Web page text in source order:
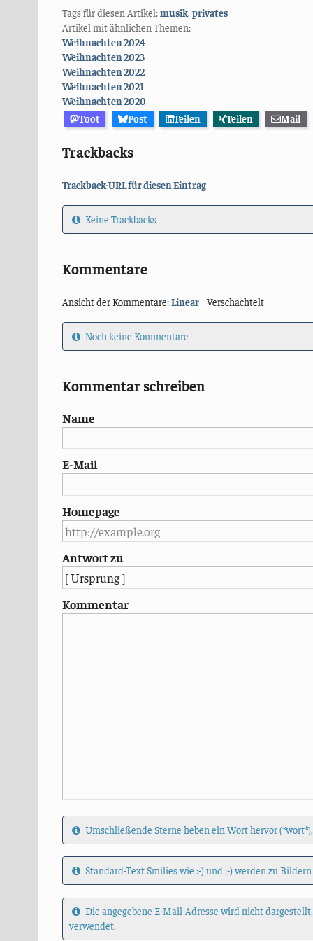
Tags für diesen Artikel:musik, privates
Artikel mit ähnlichen Themen:
Weihnachten 2024
Weihnachten 2023
Weihnachten 2022
Weihnachten 2021
Weihnachten 2020
Toot
Post Teilen Teilen Mail
Trackbacks
Trackback-URL für diesen Eintrag
Keine Trackbacks
Kommentare
Ansicht der Kommentare:Linear| Verschachtelt
Noch keine Kommentare
Kommentar schreiben
Name
E-Mail
Homepage
Antwort zu
Kommentar
Umschließende Sterne heben ein Wort hervor
Standard-Text Smilies wie :-) und ;-) werden zu
Die angegebene E-Mail-Adresse wird nicht
verwendet.